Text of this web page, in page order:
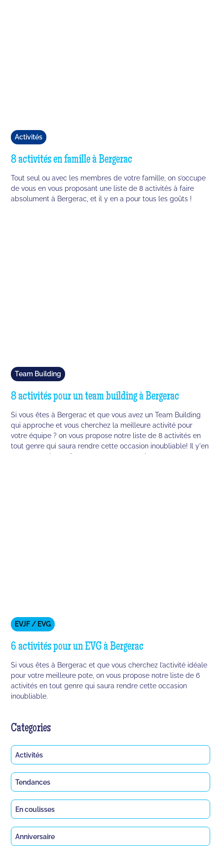
Activités
8 activités en famille à Bergerac
Tout seul ou avec les membres de votre famille, on s’occupe
de vous en vous proposant une liste de 8 activités à faire
absolument à Bergerac, et il y en a pour tous les goûts !
Team Building
8 activités pour un team building à Bergerac
Si vous êtes à Bergerac et que vous avez un Team Building
qui approche et vous cherchez la meilleure activité pour
votre équipe ? on vous propose notre liste de 8 activités en
tout genre qui saura rendre cette occasion inoubliable! Il y'en
a pour tous les goûts et on vous promet des moments
EVJF / EVG
6 activités pour un EVG à Bergerac
Si vous êtes à Bergerac et que vous cherchez l’activité idéale
pour votre meilleure pote, on vous propose notre liste de 6
activités en tout genre qui saura rendre cette occasion
inoubliable.
Categories
Activités
Tendances
En coulisses
Anniversaire